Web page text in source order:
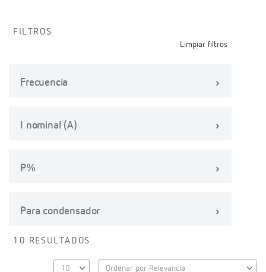
FILTROS
Limpiar filtros
Frecuencia
I nominal (A)
P%
Para condensador
10 RESULTADOS